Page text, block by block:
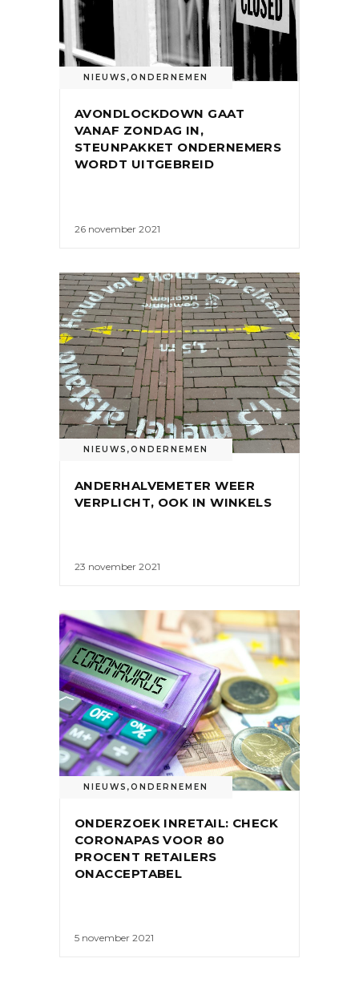
NIEUWS ,ONDERNEMEN
AVONDLOCKDOWN GAAT
VANAF ZONDAG IN,
STEUNPAKKET ONDERNEMERS
WORDT UITGEBREID
26 november 2021
NIEUWS ,ONDERNEMEN
ANDERHALVEMETER WEER
VERPLICHT, OOK IN WINKELS
23 november 2021
NIEUWS ,ONDERNEMEN
ONDERZOEK INRETAIL: CHECK
CORONAPAS VOOR 80
PROCENT RETAILERS
ONACCEPTABEL
5 november 2021